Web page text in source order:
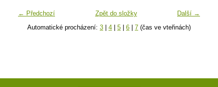
← Předchozí Další →
Zpět do složky
Automatické procházení: 3 4 5 6 7 (čas ve vteřinách)